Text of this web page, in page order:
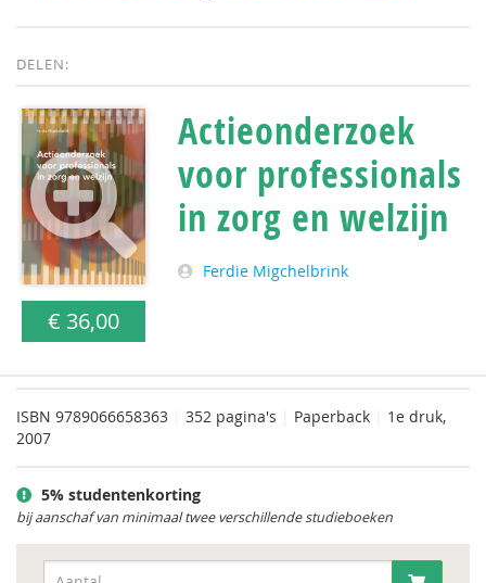
DELEN:
€ 36,00
Actieonderzoek
voor professionals
in zorg en welzijn
Ferdie Migchelbrink
ISBN 9789066658363 352 pagina's Paperback
1e druk,
2007
5% studentenkorting
bij aanschaf van minimaal twee verschillende studieboeken